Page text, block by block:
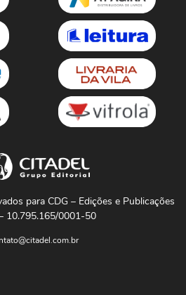
para CDG – Edições e Publicações
10.795.165/0001-50